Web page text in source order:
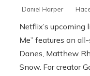
Daniel Harper
Netflix’s upcoming
Me” features an
Danes, Matthew
Snow. For creator